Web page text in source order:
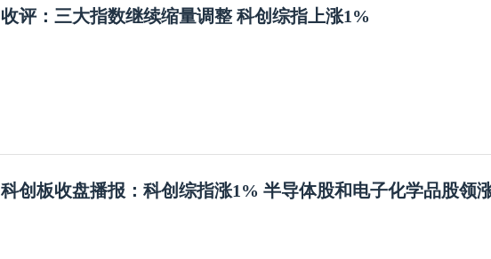
收评：三大指数继续缩量调整 科创综指上涨1%
科创板收盘播报：科创综指涨1% 半导体股和电子化学品股领